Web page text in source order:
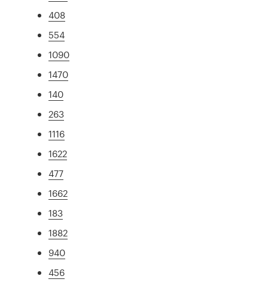
408
554
1090
1470
140
263
1116
1622
477
1662
183
1882
940
456